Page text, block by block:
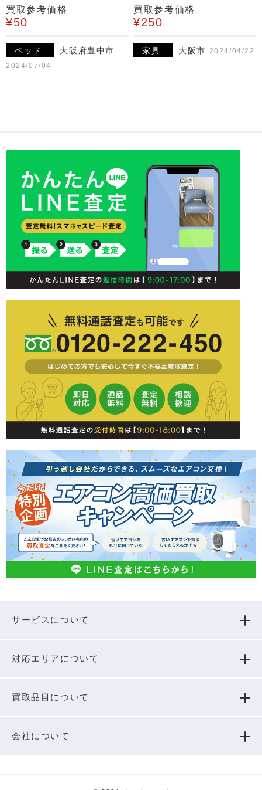
買取参考価格
¥50
ベッド 大阪府豊中市
2024/07/04
買取参考価格
¥250
家具 大阪市 2024/04/22
サービスについて
対応エリアについて
買取品⽬について
会社について